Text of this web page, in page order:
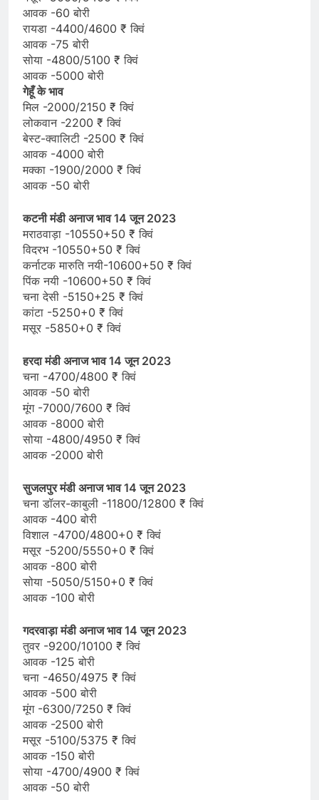
आवक -60 बोरी
रायडा -4400/4600 ₹ क्विं
आवक -75 बोरी
सोया -4800/5100 ₹ क्विं
आवक -5000 बोरी
गेहूँ के भाव
मिल -2000/2150 ₹ क्विं
लोकवान -2200 ₹ क्विं
बेस्ट-क्वालिटी -2500 ₹ क्विं
आवक -4000 बोरी
मक्का -1900/2000 ₹ क्विं
आवक -50 बोरी
कटनी मंडी अनाज भाव 14 जून 2023
मराठवाड़ा -10550+50 ₹ क्विं
विदरभ -10550+50 ₹ क्विं
कर्नाटक मारुति नयी-10600+50 ₹ क्विं
पिंक नयी -10600+50 ₹ क्विं
चना देसी -5150+25 ₹ क्विं
कांटा -5250+0 ₹ क्विं
मसूर -5850+0 ₹ क्विं
हरदा मंडी अनाज भाव 14 जून 2023
चना -4700/4800 ₹ क्विं
आवक -50 बोरी
मूंग -7000/7600 ₹ क्विं
आवक -8000 बोरी
सोया -4800/4950 ₹ क्विं
आवक -2000 बोरी
सुजलपुर मंडी अनाज भाव 14 जून 2023
चना डॉलर-काबुली -11800/12800 ₹ क्विं
आवक -400 बोरी
विशाल -4700/4800+0 ₹ क्विं
मसूर -5200/5550+0 ₹ क्विं
आवक -800 बोरी
सोया -5050/5150+0 ₹ क्विं
आवक -100 बोरी
गदरवाड़ा मंडी अनाज भाव 14 जून 2023
तुवर -9200/10100 ₹ क्विं
आवक -125 बोरी
चना -4650/4975 ₹ क्विं
आवक -500 बोरी
मूंग -6300/7250 ₹ क्विं
आवक -2500 बोरी
मसूर -5100/5375 ₹ क्विं
आवक -150 बोरी
सोया -4700/4900 ₹ क्विं
आवक -50 बोरी